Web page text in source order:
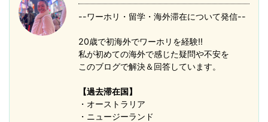
--ワーホリ・留学・海外滞在について発信--
20歳で初海外でワーホリを経験!!
私が初めての海外で感じた疑問や不安を
このブログで解決＆回答しています。
【過去滞在国】
・オーストラリア
・ニュージーランド